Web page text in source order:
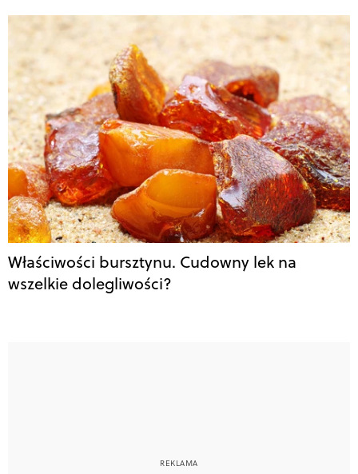
Właściwości bursztynu. Cudowny lek na
wszelkie dolegliwości?